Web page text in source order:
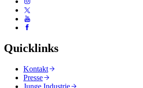
Quicklinks
Kontakt
Presse
Junge Industrie